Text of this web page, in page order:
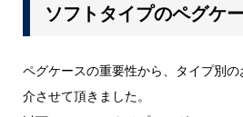
ソフトタイプのペグケ
ペグケースの重要性から、タイプ別
介させて頂きました。